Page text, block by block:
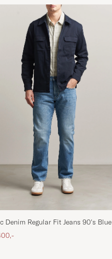
Denim Regular Fit Jeans 90's Blue
pris pris